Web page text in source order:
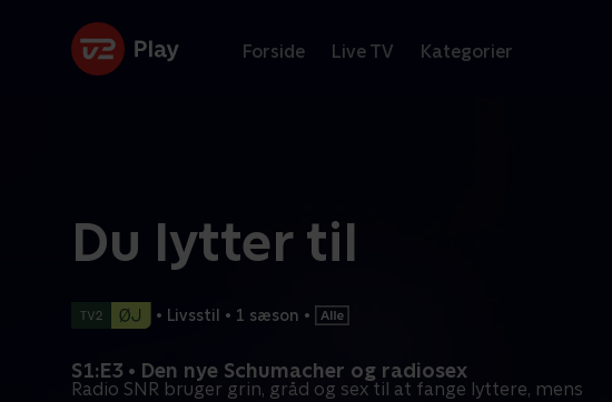
Forside Live TV Kategorier
Du lytter til
• Livsstil • 1 sæson •
S1:E3 • Den nye Schumacher og radiosex
Radio SNR bruger grin, gråd og sex til at fange lyttere, mens